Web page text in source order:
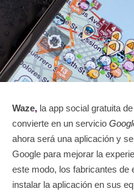
Waze, la app social gratuita
convierte en un servicio
ahora será una aplicación y
Google para mejorar la
este modo, los fabricantes de
instalar la aplicación en sus